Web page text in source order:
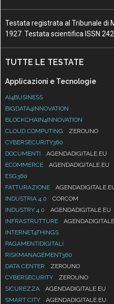
Testata registrata al Tribunale di
1927. Testata scientifica ISSN
TUTTE LE TESTATE
Applicazioni e Tecnologie
AI4BUSINESS
BIGDATA4INNOVATION
BLOCKCHAIN4INNOVATION
CLOUD COMPUTING
ZEROUNO
CYBERSECURITY360
DOCUMENTI
AGENDADIGITALE.EU
ECOMMERCE
AGENDADIGITALE.EU
ESG360
FATTURAZIONE
INDUSTRIA 4.0
CORCOM
INDUSTRY 4.0
AGENDADIGITALE.EU
INFRASTRUTTURE
INTERNET4THINGS
PAGAMENTIDIGITALI
RISKMANAGEMENT360
DATA CENTER
ZEROUNO
CYBERSECURITY
ZEROUNO
SICUREZZA
AGENDADIGITALE.EU
SMART CITY
AGENDADIGITALE.EU